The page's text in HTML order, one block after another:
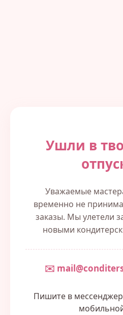
Ушли в
Уважаемые
временно не
заказы. Мы улетели
новыми
✉️
Пишите в